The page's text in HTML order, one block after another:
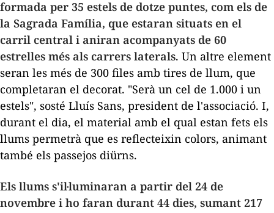
formada per 35 estels de dotze puntes, com els de
la Sagrada Família, que estaran situats en el
carril central i aniran acompanyats de 60
estrelles més als carrers laterals. Un altre element
seran les més de 300 files amb tires de llum, que
completaran el decorat. "Serà un cel de 1.000 i un
estels", sosté Lluís Sans, president de l'associació. I,
durant el dia, el material amb el qual estan fets els
llums permetrà que es reflecteixin colors, animant
també els passejos diürns.
Els llums s'il·luminaran a partir del 24 de
novembre i ho faran durant 44 dies, sumant 217